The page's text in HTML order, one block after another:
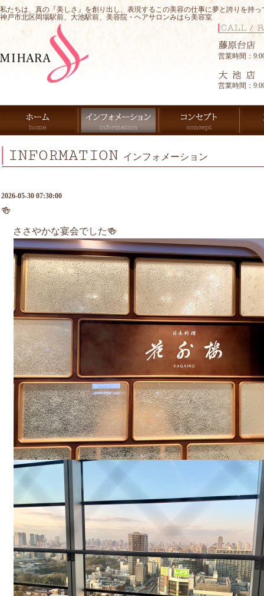
私たちは、真の『美しさ』を創り出し、表現するこの美容の仕事に夢と誇りを持
神戸市北区岡場駅前、大池駅前、美容院・ヘアサロンみはら美容室
営業時間：
営業時間：
INFORMATION インフォメーション
2026-05-30 07:30:00
🍻
ささやかな宴会でした🍻